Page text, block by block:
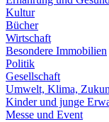
Kultur
Bücher
Wirtschaft
Besondere Immobilien
Politik
Gesellschaft
Umwelt, Klima,
Kinder und junge
Messe und Event